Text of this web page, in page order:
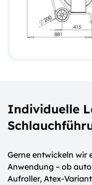
Individuelle
Gerne entwickeln wir
Anwendung – ob
Aufroller, Atex-